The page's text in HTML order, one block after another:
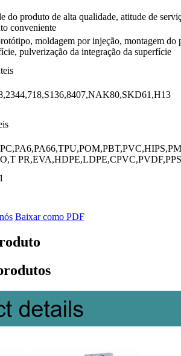
do produto de alta qualidade, atitude de
conveniente
moldagem por injeção, montagem do
pulverização da integração da superfície
Baixar como PDF